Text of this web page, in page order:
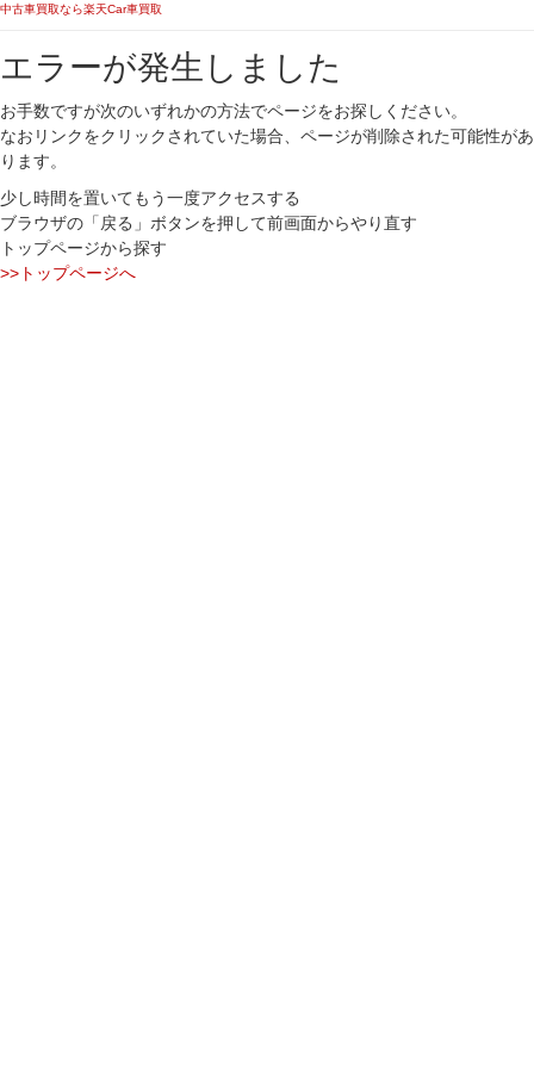
中古車買取なら楽天Car車買取
エラーが発生しました
お手数ですが次のいずれかの方法でページをお探しください。
なおリンクをクリックされていた場合、ページが削除された可能性があ
ります。
少し時間を置いてもう一度アクセスする
ブラウザの「戻る」ボタンを押して前画面からやり直す
トップページから探す
>>トップページへ